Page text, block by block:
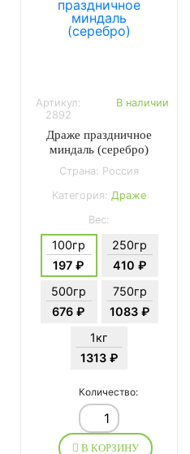
Артикул:
2892
В наличии
Драже праздничное
миндаль (серебро)
Страна: Россия
Категория: Драже
Вес:
100гр
197 ₽
250гр
410 ₽
500гр
676 ₽
750гр
1083 ₽
1кг
1313 ₽
Количество:
В КОРЗИНУ